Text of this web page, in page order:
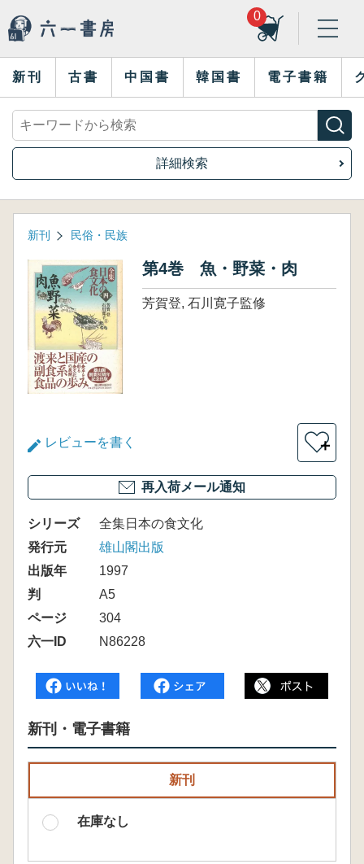
0
新刊 古書 中国書 韓国書 電子書籍
詳細検索
新刊 民俗・民族
第4巻 魚・野菜・肉
芳賀登, 石川寛子監修
レビューを書く ＋
再入荷メール通知
シリーズ
全集日本の食文化
発行元
雄山閣出版
出版年
1997
判
A5
ページ
304
六一ID
N86228
新刊・電子書籍
新刊
在庫なし